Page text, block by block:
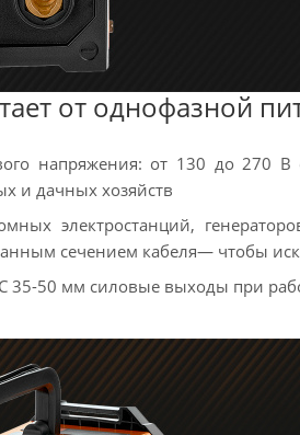
от однофазной
напряжения: от 130 до 270 В
и дачных хозяйств
электростанций,
сечением кабеля— чтобы
35-50 мм силовые выходы при